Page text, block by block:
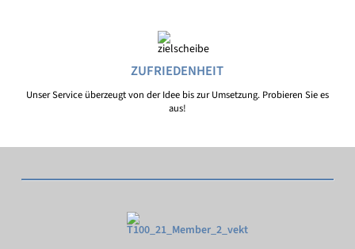
ZUFRIEDENHEIT
Unser Service überzeugt von der Idee bis zur Umsetzung. Probieren Sie es
aus!